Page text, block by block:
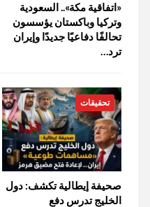
«اتفاقية مكة».. السعودية
وتركيا وباكستان يؤسسون
تحالفًا دفاعيًا جديدًا وإيران
ترد…
تحقيقات
صحيفة إيطالية تكشف: دول
الخليج تدرس دفع